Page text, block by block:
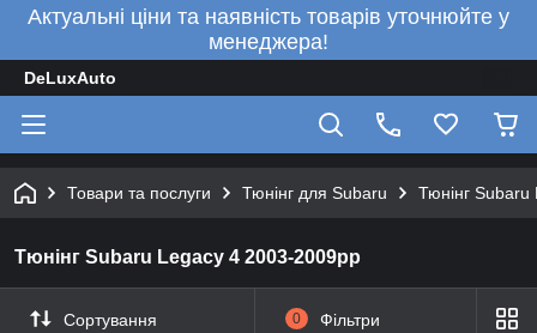
Актуальні ціни та наявність товарів уточнюйте у
менеджера!
DeLuxAuto
Товари та послуги Тюнінг для Subaru Тюнінг
Тюнінг Subaru Legacy 4 2003-2009рр
Сортування 0 Фільтри